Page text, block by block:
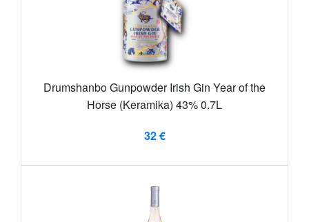
Drumshanbo Gunpowder Irish Gin Year of the
Horse (Keramika) 43% 0.7L
32 €